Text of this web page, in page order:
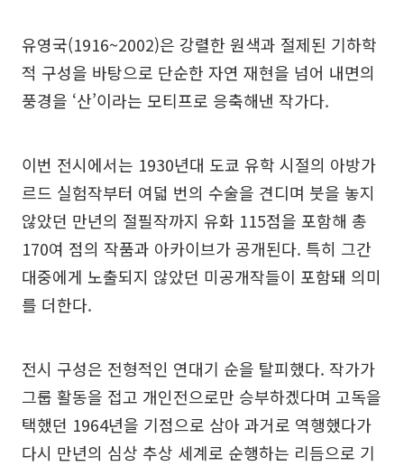
유영국(1916~2002)은 강렬한 원색과 절제된 기하학
적 구성을 바탕으로 단순한 자연 재현을 넘어 내면의
풍경을 ‘산’이라는 모티프로 응축해낸 작가다.
이번 전시에서는 1930년대 도쿄 유학 시절의 아방가
르드 실험작부터 여덟 번의 수술을 견디며 붓을 놓지
않았던 만년의 절필작까지 유화 115점을 포함해 총
170여 점의 작품과 아카이브가 공개된다. 특히 그간
대중에게 노출되지 않았던 미공개작들이 포함돼 의미
를 더한다.
전시 구성은 전형적인 연대기 순을 탈피했다. 작가가
그룹 활동을 접고 개인전으로만 승부하겠다며 고독을
택했던 1964년을 기점으로 삼아 과거로 역행했다가
다시 만년의 심상 추상 세계로 순행하는 리듬으로 기